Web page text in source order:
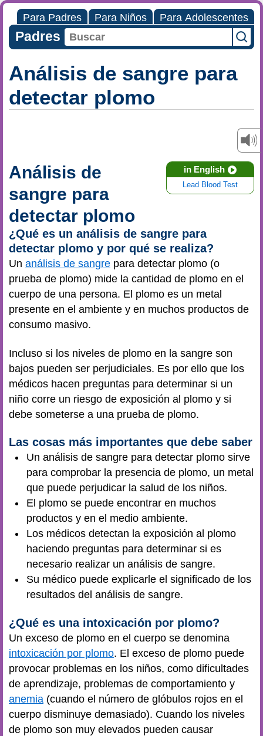
Para Padres Para Niños Para Adolescentes
Padres
Análisis de sangre para
detectar plomo
in English
Lead Blood Test
Análisis de
sangre para
detectar plomo
¿Qué es un análisis de sangre para
detectar plomo y por qué se realiza?
Un análisis de sangre para detectar plomo (o
prueba de plomo) mide la cantidad de plomo en el
cuerpo de una persona. El plomo es un metal
presente en el ambiente y en muchos productos de
consumo masivo.
Incluso si los niveles de plomo en la sangre son
bajos pueden ser perjudiciales. Es por ello que los
médicos hacen preguntas para determinar si un
niño corre un riesgo de exposición al plomo y si
debe someterse a una prueba de plomo.
Las cosas más importantes que debe saber
Un análisis de sangre para detectar plomo sirve
para comprobar la presencia de plomo, un metal
que puede perjudicar la salud de los niños.
El plomo se puede encontrar en muchos
productos y en el medio ambiente.
Los médicos detectan la exposición al plomo
haciendo preguntas para determinar si es
necesario realizar un análisis de sangre.
Su médico puede explicarle el significado de los
resultados del análisis de sangre.
¿Qué es una intoxicación por plomo?
Un exceso de plomo en el cuerpo se denomina
intoxicación por plomo. El exceso de plomo puede
provocar problemas en los niños, como dificultades
de aprendizaje, problemas de comportamiento y
anemia (cuando el número de glóbulos rojos en el
cuerpo disminuye demasiado). Cuando los niveles
de plomo son muy elevados pueden causar